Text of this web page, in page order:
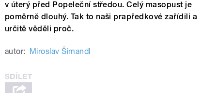
v úterý před Popeleční středou. Celý masopust je
poměrně dlouhý. Tak to naši prapředkové zařídili a
určitě věděli proč.
autor: Miroslav Šimandl